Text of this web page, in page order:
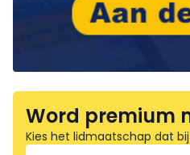
Word premium
Kies het lidmaatschap dat